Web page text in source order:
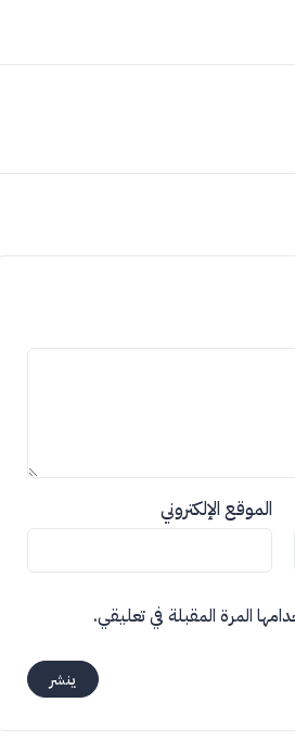
الموقع الإلكتروني
المرة المقبلة في تعليقي.